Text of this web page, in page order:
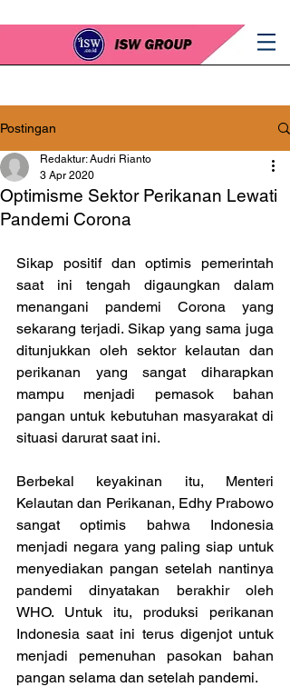
Postingan
Optimisme Sektor Perikanan Lewati
Pandemi Corona
Redaktur: Audri Rianto
3 Apr 2020
Sikap positif dan optimis pemerintah
saat ini tengah digaungkan dalam
menangani pandemi Corona yang
sekarang terjadi. Sikap yang sama juga
ditunjukkan oleh sektor kelautan dan
perikanan yang sangat diharapkan
mampu menjadi pemasok bahan
pangan untuk kebutuhan masyarakat di
situasi darurat saat ini.
Berbekal keyakinan itu, Menteri
Kelautan dan Perikanan, Edhy Prabowo
sangat optimis bahwa Indonesia
menjadi negara yang paling siap untuk
menyediakan pangan setelah nantinya
pandemi dinyatakan berakhir oleh
WHO. Untuk itu, produksi perikanan
Indonesia saat ini terus digenjot untuk
menjadi pemenuhan pasokan bahan
pangan selama dan setelah pandemi.